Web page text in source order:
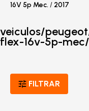
16V 5p Mec. / 2017
veiculos/
flex-16v-5p-
FILTRAR